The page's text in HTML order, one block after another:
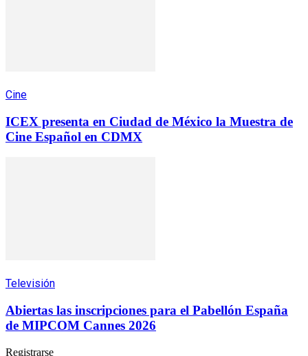
Cine
ICEX presenta en Ciudad de México la Muestra de
Cine Español en CDMX
Televisión
Abiertas las inscripciones para el Pabellón España
de MIPCOM Cannes 2026
Registrarse